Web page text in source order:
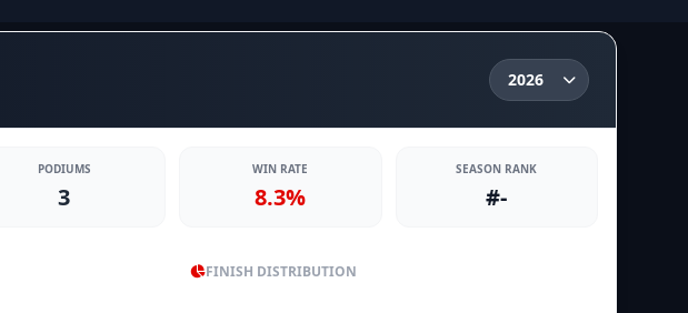
PODIUMS
3
WIN RATE
8.3%
SEASON RANK
#-
FINISH DISTRIBUTION